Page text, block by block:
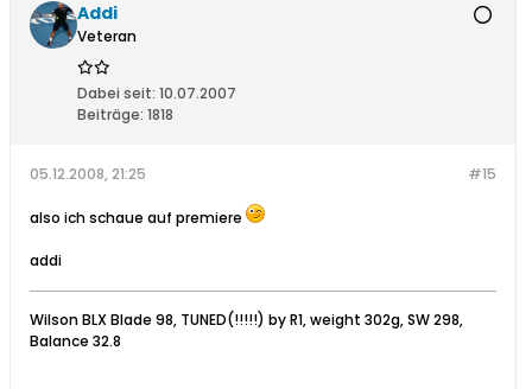
Addi
Veteran
Dabei seit: 10.07.2007
Beiträge: 1818
#15
05.12.2008, 21:25
also ich schaue auf premiere
addi
Wilson BLX Blade 98, TUNED(!!!!!) by R1, weight 302g, SW 298,
Balance 32.8